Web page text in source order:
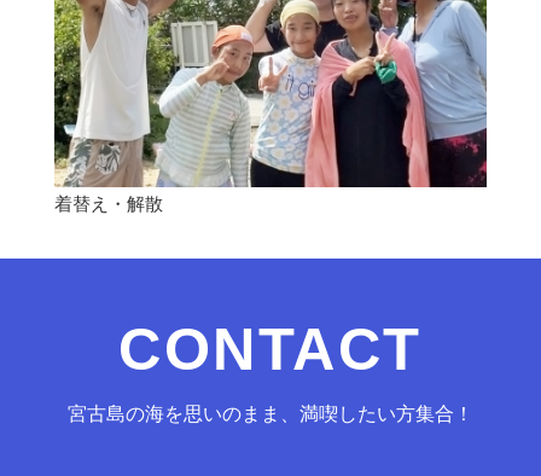
着替え・解散
CONTACT
宮古島の海を思いのまま、満喫したい方集合！